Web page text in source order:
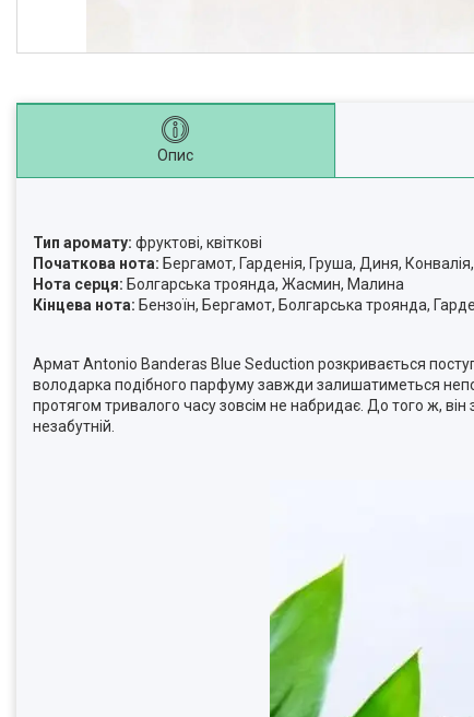
Опис
Тип аромату: фруктові, квіткові
Початкова нота: Бергамот, Гарденія, Груша, Диня,
Нота серця: Болгарська троянда, Жасмин, Малина
Кінцева нота: Бензоїн, Бергамот, Болгарська троянда,
Армат Antonio Banderas Blue Seduction розкривається
володарка подібного парфуму завжди залишатиметься
протягом тривалого часу зовсім не набридає. До того ж,
незабутній.